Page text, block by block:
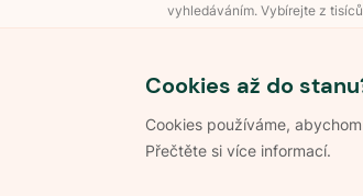
Cookies až do
Cookies používáme,
Přečtěte si více informací.
vyhledáváním. Vybírejte z